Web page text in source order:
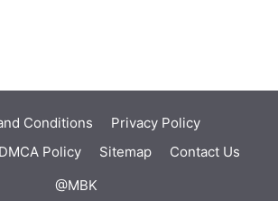
Conditions
Privacy Policy
DMCA Policy Sitemap
Contact Us
@MBK